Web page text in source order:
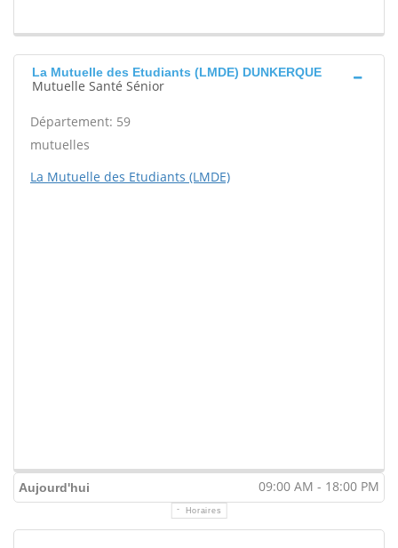
La Mutuelle des Etudiants (LMDE) DUNKERQUE
Mutuelle Santé Sénior
Département: 59
mutuelles
La Mutuelle des Etudiants (LMDE)
Aujourd'hui 09:00 AM - 18:00 PM
Horaires